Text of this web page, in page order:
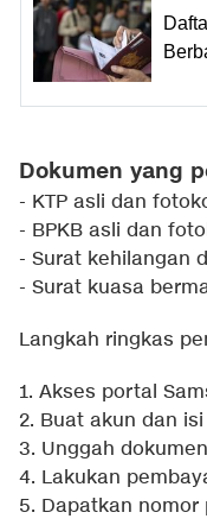
Dokumen yang
- KTP asli dan
- BPKB asli dan
- Surat kehilangan
- Surat kuasa
Langkah ringkas
1. Akses portal
2. Buat akun dan
3. Unggah
4. Lakukan
5. Dapatkan nomor